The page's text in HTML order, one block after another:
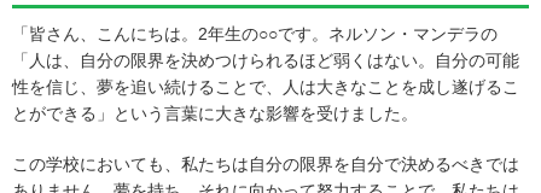
「皆さん、こんにちは。2年生の○○です。ネルソン・マンデラの
「人は、自分の限界を決めつけられるほど弱くはない。自分の可能
性を信じ、夢を追い続けることで、人は大きなことを成し遂げるこ
とができる」という言葉に大きな影響を受けました。
この学校においても、私たちは自分の限界を自分で決めるべきでは